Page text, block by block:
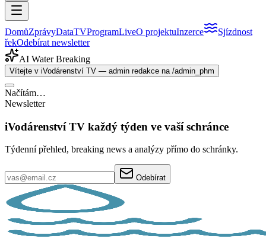
DomůZprávyDataTVProgramLiveO projektuInzerce
Sjízdnost
řekOdebírat newsletter
AI Water Breaking
Vítejte v iVodárenství TV — admin redakce na /admin_phm
Načítám…
Newsletter
iVodárenství TV každý týden ve vaší schránce
Týdenní přehled, breaking news a analýzy přímo do schránky.
Odebírat